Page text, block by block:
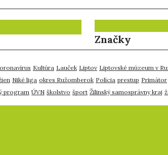
Značky
Kultúra Lauček Liptov Liptovské múzeum v
Niké liga okres Ružomberok Polícia prestup Primátor
program ÚVN školstvo šport Žilinský samosprávny kraj